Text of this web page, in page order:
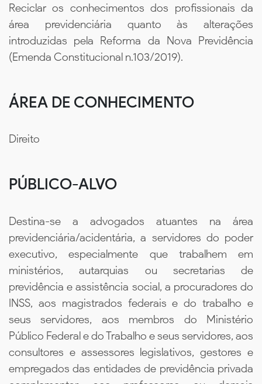
Reciclar os conhecimentos dos profissionais da
área previdenciária quanto às alterações
introduzidas pela Reforma da Nova Previdência
(Emenda Constitucional n.103/2019).
ÁREA DE CONHECIMENTO
Direito
PÚBLICO-ALVO
Destina-se a advogados atuantes na área
previdenciária/acidentária, a servidores do poder
executivo, especialmente que trabalhem em
ministérios, autarquias ou secretarias de
previdência e assistência social, a procuradores do
INSS, aos magistrados federais e do trabalho e
seus servidores, aos membros do Ministério
Público Federal e do Trabalho e seus servidores, aos
consultores e assessores legislativos, gestores e
empregados das entidades de previdência privada